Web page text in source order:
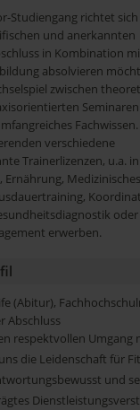
Studiengang richtet
und anerkannten
in Kombination
absolvieren
zwischen
verschiedene
Trainerlizenzen, u.a.
Ernährung, Medizinisches
erwerben.
(Abitur),
Abschluss
respektvollen Umgang
die Leidenschaft für
und